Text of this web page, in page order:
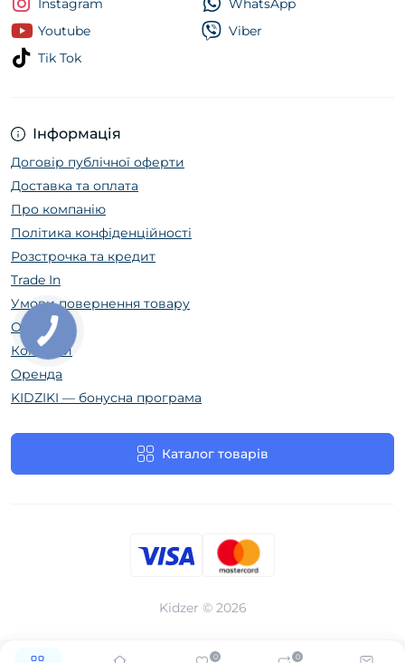
0 0
Інформація
Договір публічної оферти
Доставка та оплата
Про компанію
Політика конфіденційності
Розстрочка та кредит
Trade In
Умови повернення товару
Огляди
Контакти
Оренда
KIDZIKI — бонусна програма
Каталог товарів
Instagram
Youtube
Tik Tok
WhatsApp
Viber
Kidzer © 2026